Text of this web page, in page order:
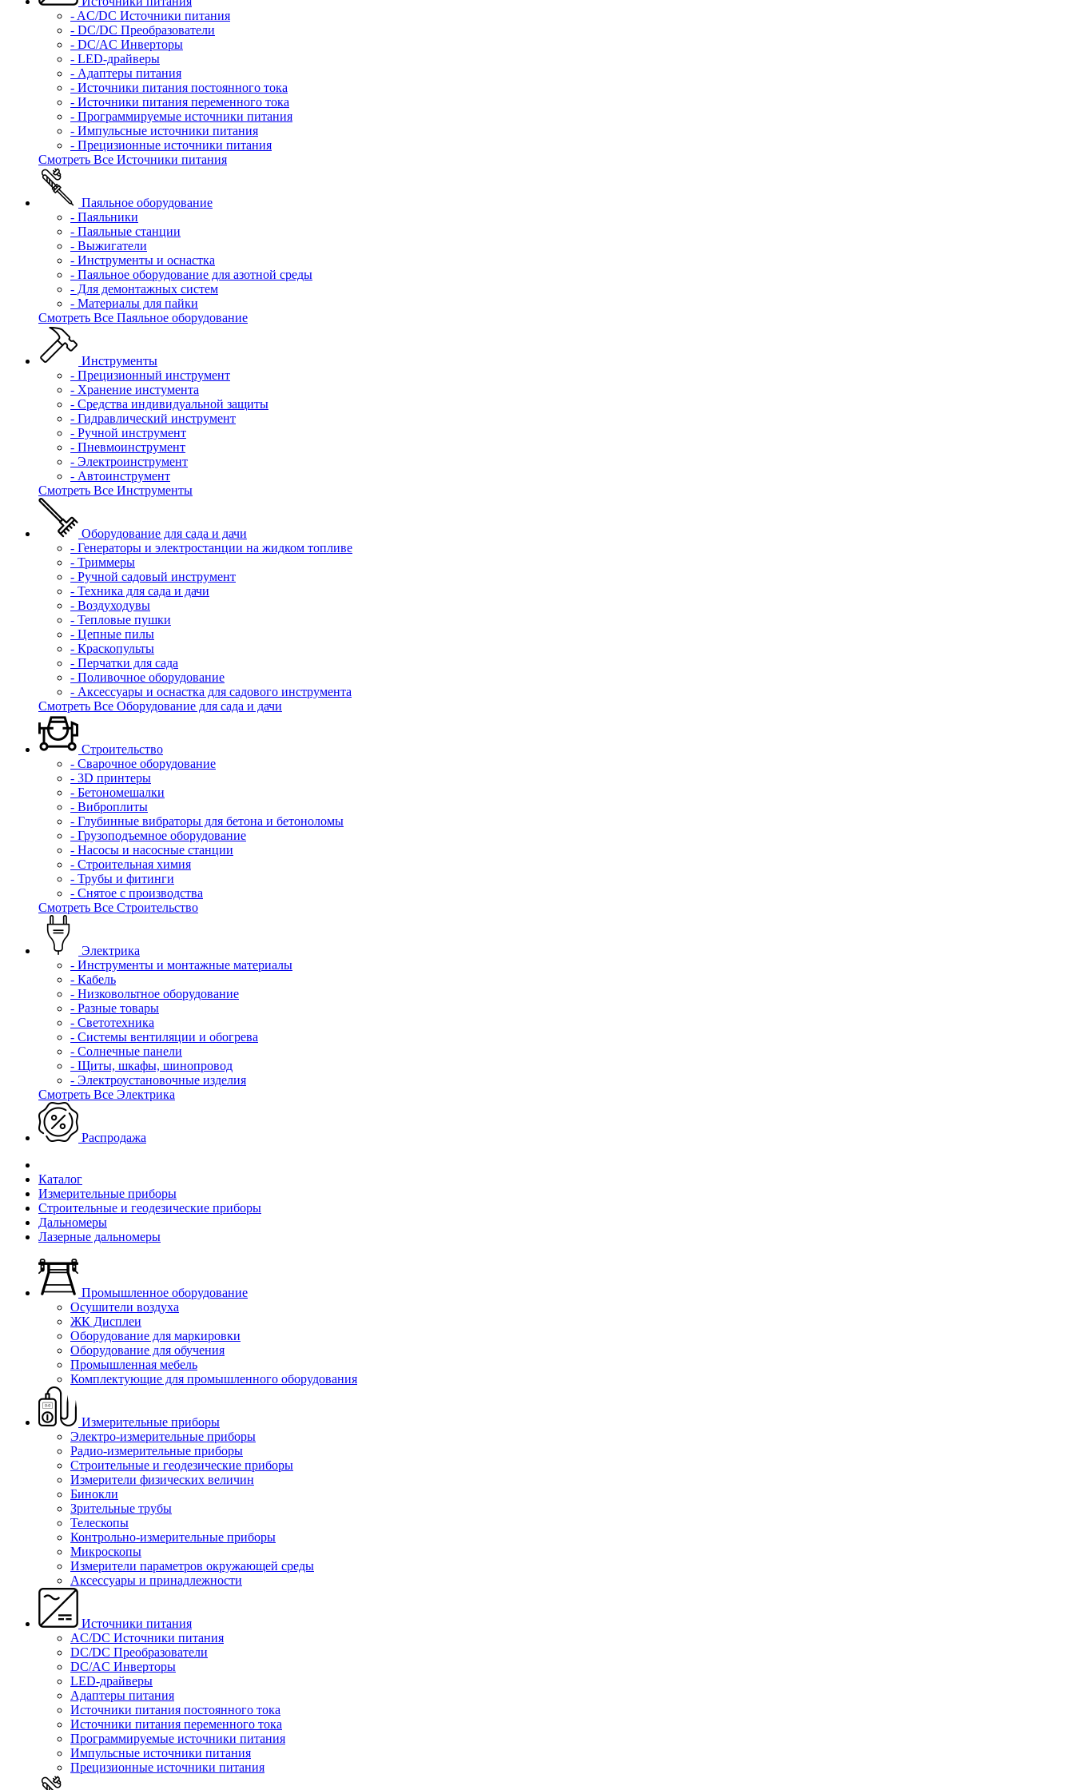
- AC/DC Источники питания
- DC/DC Преобразователи
- DC/AC Инверторы
- LED-драйверы
- Адаптеры питания
- Источники питания постоянного тока
- Источники питания переменного тока
- Программируемые источники питания
- Импульсные источники питания
- Прецизионные источники питания
Смотреть Все Источники питания
Паяльное оборудование
- Паяльники
- Паяльные станции
- Выжигатели
- Инструменты и оснастка
- Паяльное оборудование для азотной среды
- Для демонтажных систем
- Материалы для пайки
Смотреть Все Паяльное оборудование
Инструменты
- Прецизионный инструмент
- Хранение инстумента
- Средства индивидуальной защиты
- Гидравлический инструмент
- Ручной инструмент
- Пневмоинструмент
- Электроинструмент
- Автоинструмент
Смотреть Все Инструменты
Оборудование для сада и дачи
- Генераторы и электростанции на жидком топливе
- Триммеры
- Ручной садовый инструмент
- Техника для сада и дачи
- Воздуходувы
- Тепловые пушки
- Цепные пилы
- Краскопульты
- Перчатки для сада
- Поливочное оборудование
- Аксессуары и оснастка для садового инструмента
Смотреть Все Оборудование для сада и дачи
Строительство
- Сварочное оборудование
- 3D принтеры
- Бетономешалки
- Виброплиты
- Глубинные вибраторы для бетона и бетоноломы
- Грузоподъемное оборудование
- Насосы и насосные станции
- Строительная химия
- Трубы и фитинги
- Снятое с производства
Смотреть Все Строительство
Электрика
- Инструменты и монтажные материалы
- Кабель
- Низковольтное оборудование
- Разные товары
- Светотехника
- Системы вентиляции и обогрева
- Солнечные панели
- Щиты, шкафы, шинопровод
- Электроустановочные изделия
Смотреть Все Электрика
Распродажа
Каталог
Измерительные приборы
Строительные и геодезические приборы
Дальномеры
Лазерные дальномеры
Промышленное оборудование
Осушители воздуха
ЖК Дисплеи
Оборудование для маркировки
Оборудование для обучения
Промышленная мебель
Комплектующие для промышленного оборудования
Измерительные приборы
Электро-измерительные приборы
Радио-измерительные приборы
Строительные и геодезические приборы
Измерители физических величин
Бинокли
Зрительные трубы
Телескопы
Контрольно-измерительные приборы
Микроскопы
Измерители параметров окружающей среды
Аксессуары и принадлежности
Источники питания
AC/DC Источники питания
DC/DC Преобразователи
DC/AC Инверторы
LED-драйверы
Адаптеры питания
Источники питания постоянного тока
Источники питания переменного тока
Программируемые источники питания
Импульсные источники питания
Прецизионные источники питания